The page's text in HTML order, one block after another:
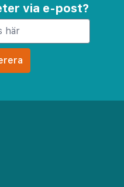
via e-post?